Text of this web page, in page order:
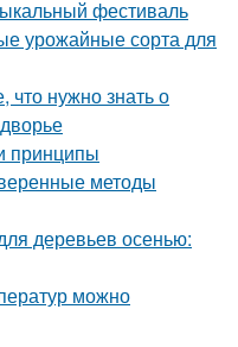
фестиваль
урожайные сорта для
что нужно знать о
принципы
методы
деревьев осенью:
можно